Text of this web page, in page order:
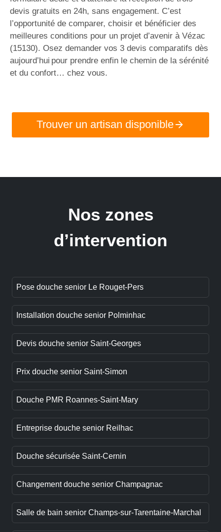
devis gratuits en 24h, sans engagement. C’est
l’opportunité de comparer, choisir et bénéficier des
meilleures conditions pour un projet d’avenir à Vézac
(15130). Osez demander vos 3 devis comparatifs dès
aujourd’hui pour prendre enfin le chemin de la sérénité
et du confort… chez vous.
Trouver un artisan disponible
Nos zones
d’intervention
Pose douche senior Le Rouget-Pers
Installation douche senior Polminhac
Devis douche senior Saint-Georges
Prix douche senior Saint-Simon
Douche PMR Roannes-Saint-Mary
Entreprise douche senior Reilhac
Douche sécurisée Saint-Cernin
Changement douche senior Champagnac
Salle de bain senior Champs-sur-Tarentaine-Marchal